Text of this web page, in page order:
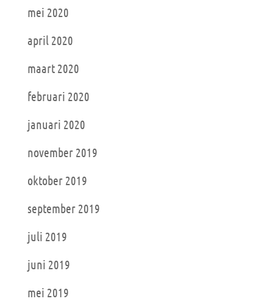
mei 2020
april 2020
maart 2020
februari 2020
januari 2020
november 2019
oktober 2019
september 2019
juli 2019
juni 2019
mei 2019